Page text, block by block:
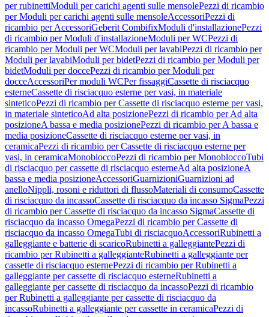
per rubinettiModuli per carichi agenti sulle mensolePezzi di ricambio
per Moduli per carichi agenti sulle mensoleAccessoriPezzi di
ricambio per AccessoriGeberit CombifixModuli d'installazionePezzi
di ricambio per Moduli d'installazioneModuli per WCPezzi di
ricambio per Moduli per WCModuli per lavabiPezzi di ricambio per
Moduli per lavabiModuli per bidetPezzi di ricambio per Moduli per
bidetModuli per doccePezzi di ricambio per Moduli per
docceAccessoriPer moduli WCPer fissaggiCassette di risciacquo
esterneCassette di risciacquo esterne per vasi, in materiale
sinteticoPezzi di ricambio per Cassette di risciacquo esterne per vasi,
in materiale sinteticoAd alta posizionePezzi di ricambio per Ad alta
posizioneA bassa e media posizionePezzi di ricambio per A bassa e
media posizioneCassette di risciacquo esterne per vasi, in
ceramicaPezzi di ricambio per Cassette di risciacquo esterne per
vasi, in ceramicaMonobloccoPezzi di ricambio per MonobloccoTubi
di risciacquo per cassette di risciacquo esterneAd alta posizioneA
bassa e media posizioneAccessoriGuarnizioniGuarnizioni ad
anelloNippli, rosoni e riduttori di flussoMateriali di consumoCassette
di risciacquo da incassoCassette di risciacquo da incasso SigmaPezzi
di ricambio per Cassette di risciacquo da incasso SigmaCassette di
risciacquo da incasso OmegaPezzi di ricambio per Cassette di
risciacquo da incasso OmegaTubi di risciacquoAccessoriRubinetti a
galleggiante e batterie di scaricoRubinetti a galleggiantePezzi di
ricambio per Rubinetti a galleggianteRubinetti a galleggiante per
cassette di risciacquo esternePezzi di ricambio per Rubinetti a
galleggiante per cassette di risciacquo esterneRubinetti a
galleggiante per cassette di risciacquo da incassoPezzi di ricambio
per Rubinetti a galleggiante per cassette di risciacquo da
incassoRubinetti a galleggiante per cassette in ceramicaPezzi di